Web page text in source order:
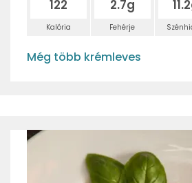
122
Kalória
2.7g
Fehérje
Még több krémleves